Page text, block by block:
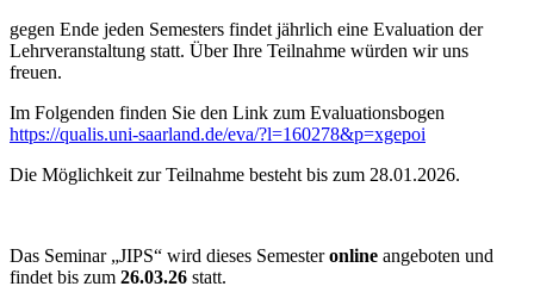
gegen Ende jeden Semesters findet jährlich eine Evaluation der
Lehrveranstaltung statt. Über Ihre Teilnahme würden wir uns
freuen.
Im Folgenden finden Sie den Link zum Evaluationsbogen
https://qualis.uni-saarland.de/eva/?l=160278&p=xgepoi
Die Möglichkeit zur Teilnahme besteht bis zum 28.01.2026.
Das Seminar „JIPS“ wird dieses Semesteronline angeboten und
findet bis zum 26.03.26 statt.